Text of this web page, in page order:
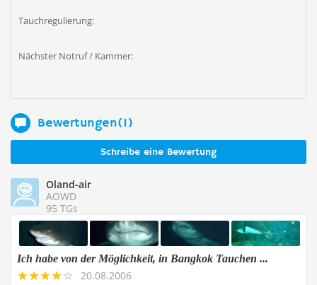
Tauchregulierung:
Nächster Notruf / Kammer:
Bewertungen(1)
Schreibe eine Bewertung
Oland-air
AOWD
95 TGs
Ich habe von der Möglichkeit, in Bangkok Tauchen ...
20.08.2006